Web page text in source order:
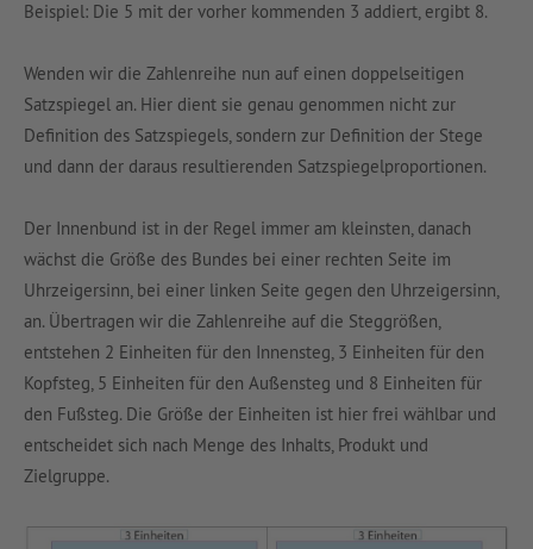
Beispiel: Die 5 mit der vorher kommenden 3 addiert, ergibt 8.
Wenden wir die Zahlenreihe nun auf einen doppelseitigen
Satzspiegel an. Hier dient sie genau genommen nicht zur
Definition des Satzspiegels, sondern zur Definition der Stege
und dann der daraus resultierenden Satzspiegelproportionen.
Der Innenbund ist in der Regel immer am kleinsten, danach
wächst die Größe des Bundes bei einer rechten Seite im
Uhrzeigersinn, bei einer linken Seite gegen den Uhrzeigersinn,
an. Übertragen wir die Zahlenreihe auf die Steggrößen,
entstehen 2 Einheiten für den Innensteg, 3 Einheiten für den
Kopfsteg, 5 Einheiten für den Außensteg und 8 Einheiten für
den Fußsteg. Die Größe der Einheiten ist hier frei wählbar und
entscheidet sich nach Menge des Inhalts, Produkt und
Zielgruppe.